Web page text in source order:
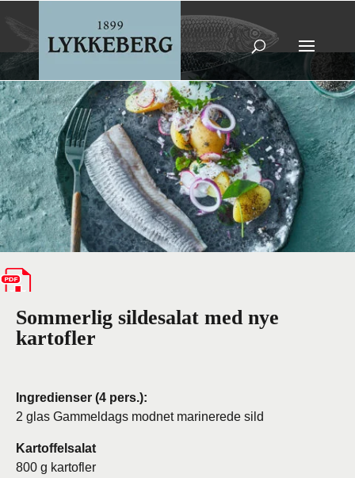
Sommerlig sildesalat med nye
kartofler
Ingredienser (4 pers.):
2 glas Gammeldags modnet marinerede sild
Kartoffelsalat
800 g kartofler